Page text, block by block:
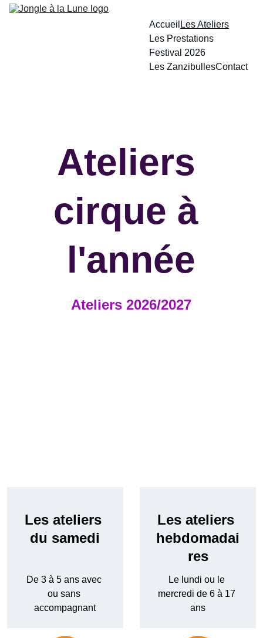
Accueil Les Ateliers
Les Prestations
Festival 2026
Les ZanzibullesContact
Ateliers
cirque à
l'année
Ateliers 2026/2027
Les ateliers
du samedi
De 3 à 5 ans avec
ou sans
accompagnant
Les ateliers
hebdomadai
res
Le lundi ou le
mercredi de 6 à 17
ans